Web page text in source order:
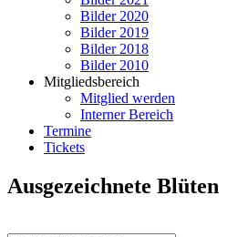
Bilder 2020
Bilder 2019
Bilder 2018
Bilder 2010
Mitgliedsbereich
Mitglied werden
Interner Bereich
Termine
Tickets
Ausgezeichnete Blüten